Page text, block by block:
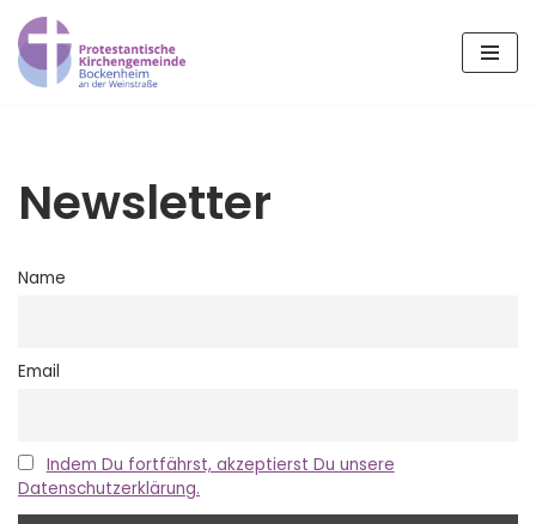
Zum
Inhalt
Newsletter
Name
Email
Indem Du fortfährst, akzeptierst Du unsere
Datenschutzerklärung.